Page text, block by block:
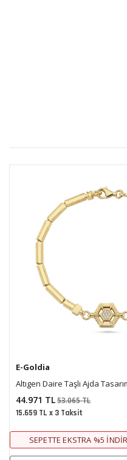
E-Goldia
Kırmızı Samanyolu Tek Sıra
69.157 TL81.605 TL
24.080 TL x 3 Taksit
SEPETTE EKSTRA %5